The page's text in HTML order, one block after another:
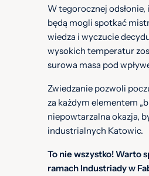
W tegorocznej odsłonie,
będą mogli spotkać
wiedza i wyczucie
wysokich temperatur
surowa masa pod
Zwiedzanie pozwoli
za każdym elementem
niepowtarzalna okazja,
industrialnych Katowic.
To nie wszystko! Warto
ramach Industriady w